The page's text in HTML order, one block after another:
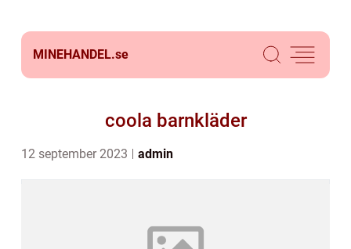
MINEHANDEL.se
coola barnkläder
12 september 2023 admin